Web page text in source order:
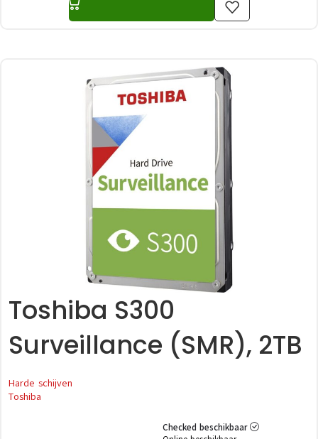
Toshiba S300
Surveillance (SMR), 2TB
Harde schijven
Toshiba
Checked beschikbaar